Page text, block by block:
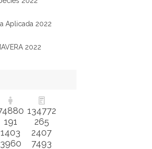
Aplicada 2022
2022
134772
191
265
1403
2407
3960 7493